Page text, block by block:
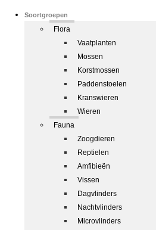
Soortgroepen
Flora
Vaatplanten
Mossen
Korstmossen
Paddenstoelen
Kranswieren
Wieren
Fauna
Zoogdieren
Reptielen
Amfibieën
Vissen
Dagvlinders
Nachtvlinders
Microvlinders